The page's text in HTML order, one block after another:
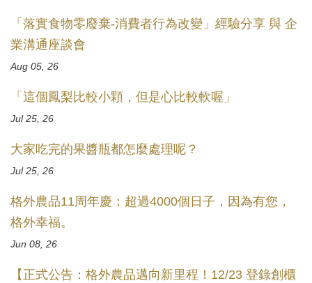
「落實食物零廢棄-消費者行為改變」經驗分享 與 企
業溝通座談會
Aug 05, 26
「這個鳳梨比較小顆，但是心比較軟喔」
Jul 25, 26
大家吃完的果醬瓶都怎麼處理呢？
Jul 25, 26
格外農品11周年慶：超過4000個日子，因為有您，
格外幸福。
Jun 08, 26
【正式公告：格外農品邁向新里程！12/23 登錄創櫃